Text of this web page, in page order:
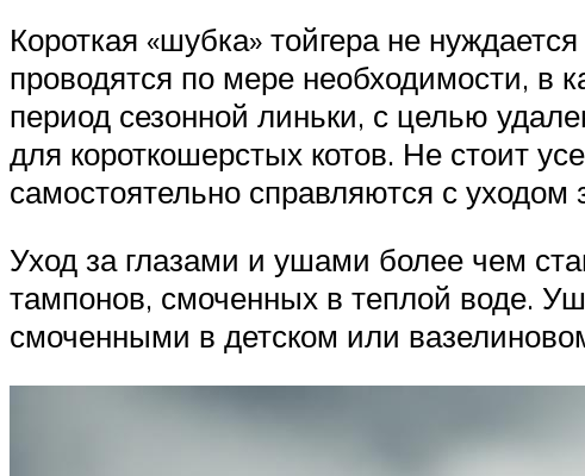
Короткая «шубка» тойгера не
проводятся по мере необходимости,
период сезонной линьки, с целью
для короткошерстых котов. Не стоит
самостоятельно справляются с уходом
Уход за глазами и ушами более чем
тампонов, смоченных в теплой воде.
смоченными в детском или